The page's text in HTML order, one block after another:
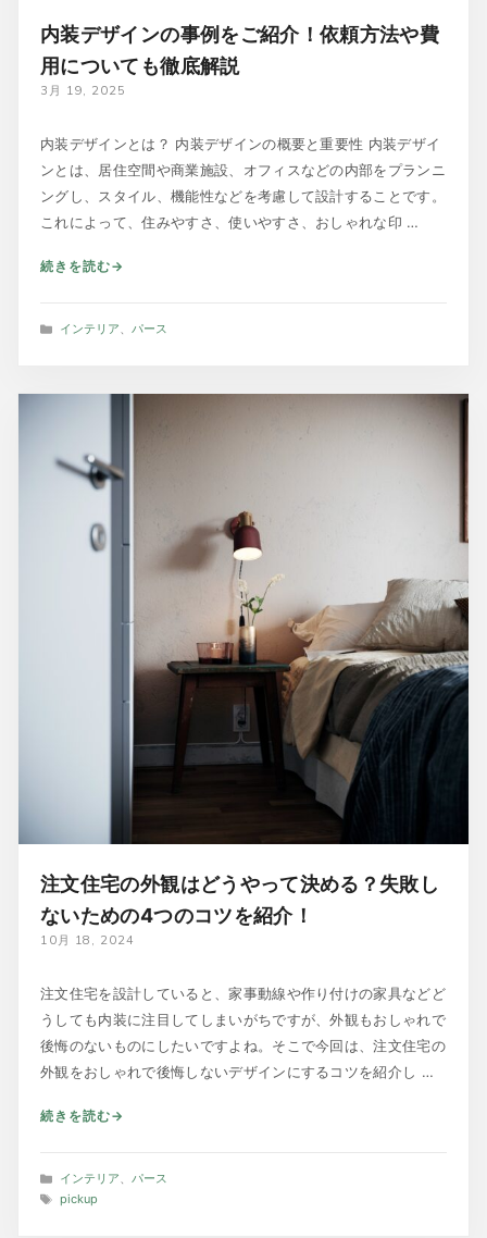
内装デザインの事例をご紹介！依頼方法や費
用についても徹底解説
3月 19, 2025
内装デザインとは？ 内装デザインの概要と重要性 内装デザイ
ンとは、居住空間や商業施設、オフィスなどの内部をプランニ
ングし、スタイル、機能性などを考慮して設計することです。
これによって、住みやすさ、使いやすさ、おしゃれな印 …
続きを読む
カ
ー
インテリア、 パース
注文住宅の外観はどうやって決める？失敗し
ないための4つのコツを紹介！
10月 18, 2024
注文住宅を設計していると、家事動線や作り付けの家具などど
うしても内装に注目してしまいがちですが、外観もおしゃれで
後悔のないものにしたいですよね。そこで今回は、注文住宅の
外観をおしゃれで後悔しないデザインにするコツを紹介し …
続きを読む
カ
テ
ゴ
インテリア、 パース
タ
pickup